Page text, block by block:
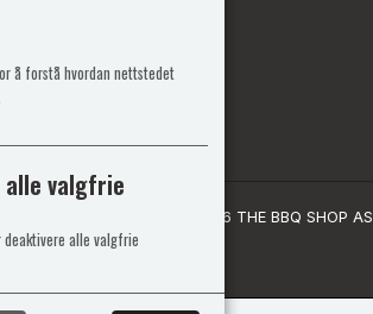
© 2026 THE BBQ SHOP
å forstå hvordan nettstedet
valgfrie
alle valgfrie